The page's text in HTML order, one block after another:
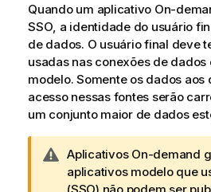
Quando um aplicativo On-
SSO, a identidade do usuário
de dados. O usuário final deve
usadas nas conexões de
modelo. Somente os dados aos
acesso nessas fontes serão
um conjunto maior de dados
N
o
Aplicativos On-demand
aplicativos modelo que